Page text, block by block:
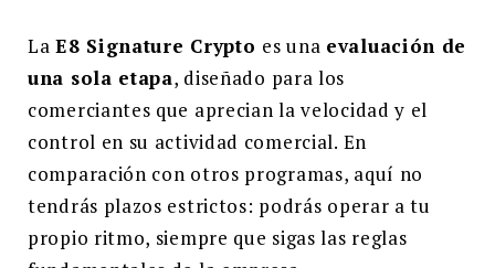
LaE8 Signature Crypto es una evaluación de
una sola etapa, diseñado para los
comerciantes que aprecian la velocidad y el
control en su actividad comercial. En
comparación con otros programas, aquí no
tendrás plazos estrictos: podrás operar a tu
propio ritmo, siempre que sigas las reglas